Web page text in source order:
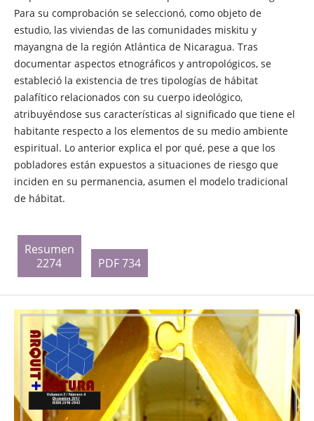
Para su comprobación se seleccionó, como objeto de
estudio, las viviendas de las comunidades miskitu y
mayangna de la región Atlántica de Nicaragua. Tras
documentar aspectos etnográficos y antropológicos, se
estableció la existencia de tres tipologías de hábitat
palafítico relacionados con su cuerpo ideológico,
atribuyéndose sus características al significado que tiene el
habitante respecto a los elementos de su medio ambiente
espiritual. Lo anterior explica el por qué, pese a que los
pobladores están expuestos a situaciones de riesgo que
inciden en su permanencia, asumen el modelo tradicional
de hábitat.
Resumen
2274
PDF 734